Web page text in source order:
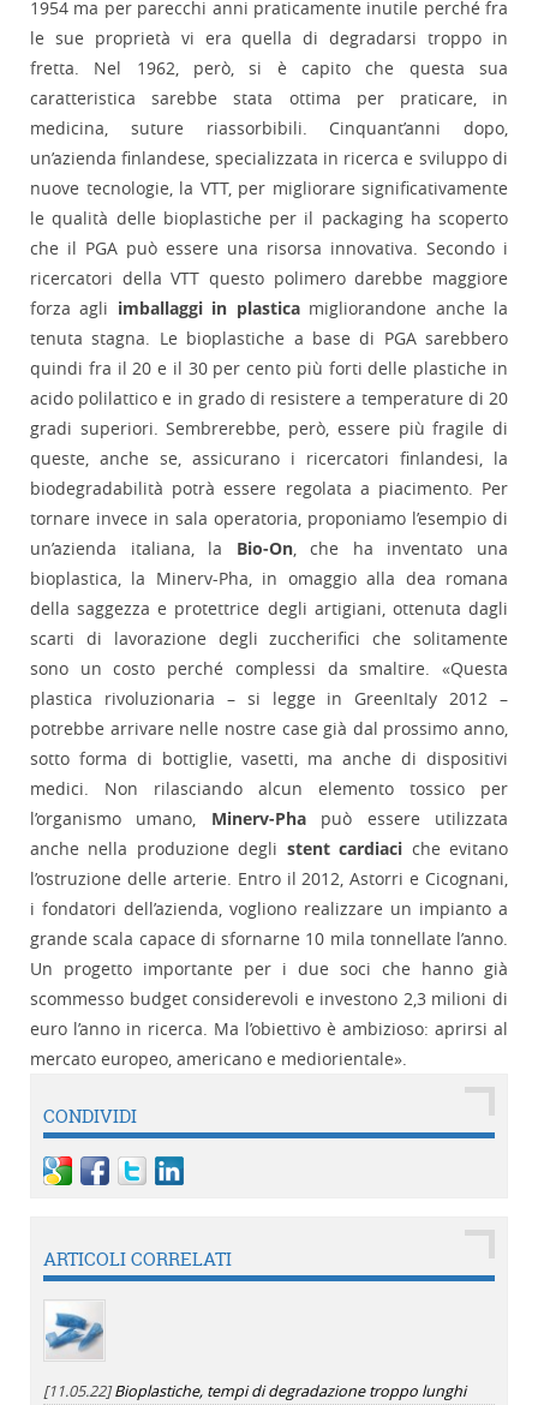
1954 ma per parecchi anni praticamente inutile perché fra
le sue proprietà vi era quella di degradarsi troppo in
fretta. Nel 1962, però, si è capito che questa sua
caratteristica sarebbe stata ottima per praticare, in
medicina, suture riassorbibili. Cinquant’anni dopo,
un’azienda finlandese, specializzata in ricerca e sviluppo di
nuove tecnologie, la VTT, per migliorare significativamente
le qualità delle bioplastiche per il packaging ha scoperto
che il PGA può essere una risorsa innovativa. Secondo i
ricercatori della VTT questo polimero darebbe maggiore
forza agli imballaggi in plasticamigliorandone anche la
tenuta stagna. Le bioplastiche a base di PGA sarebbero
quindi fra il 20 e il 30 per cento più forti delle plastiche in
acido polilattico e in grado di resistere a temperature di 20
gradi superiori. Sembrerebbe, però, essere più fragile di
queste, anche se, assicurano i ricercatori finlandesi, la
biodegradabilità potrà essere regolata a piacimento. Per
tornare invece in sala operatoria, proponiamo l’esempio di
un’azienda italiana, la Bio-On, che ha inventato una
bioplastica, la Minerv-Pha, in omaggio alla dea romana
della saggezza e protettrice degli artigiani, ottenuta dagli
scarti di lavorazione degli zuccherifici che solitamente
sono un costo perché complessi da smaltire. «Questa
plastica rivoluzionaria – si legge in GreenItaly 2012 –
potrebbe arrivare nelle nostre case già dal prossimo anno,
sotto forma di bottiglie, vasetti, ma anche di dispositivi
medici. Non rilasciando alcun elemento tossico per
l’organismo umano, Minerv-Phapuò essere utilizzata
anche nella produzione degli stent cardiaci che evitano
l’ostruzione delle arterie. Entro il 2012, Astorri e Cicognani,
i fondatori dell’azienda, vogliono realizzare un impianto a
grande scala capace di sfornarne 10 mila tonnellate l’anno.
Un progetto importante per i due soci che hanno già
scommesso budget considerevoli e investono 2,3 milioni di
euro l’anno in ricerca. Ma l’obiettivo è ambizioso: aprirsi al
mercato europeo, americano e mediorientale».
CONDIVIDI
ARTICOLI CORRELATI
[11.05.22]Bioplastiche, tempi di degradazione troppo lunghi